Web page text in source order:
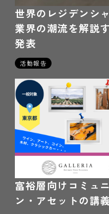
世界のレジデンシ
業界の潮流を解説
発表
活動報告
富裕層向けコミュ
ン・アセットの講